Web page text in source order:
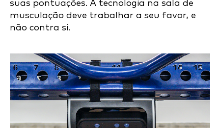
suas pontuações. A tecnologia na sala de
musculação deve trabalhar a seu favor, e
não contra si.